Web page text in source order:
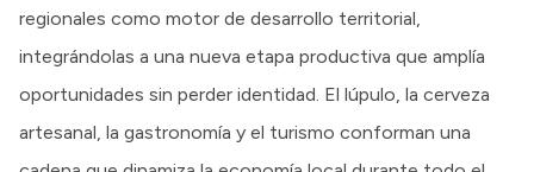
regionales como motor de desarrollo territorial,
integrándolas a una nueva etapa productiva que amplía
oportunidades sin perder identidad. El lúpulo, la cerveza
artesanal, la gastronomía y el turismo conforman una